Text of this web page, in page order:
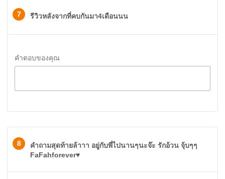
7 รีวิวหลังจากที่คบกันมา4เดือนนน
คำตอบของคุณ
8
คำถามสุดท้ายล้าาา อยู่กับพี่ไปนานๆนะจ๊ะ รักอ้วน จุ้บๆๆ
FaFahforever♥️